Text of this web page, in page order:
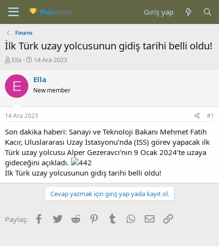
Giriş yap
Finans
İlk Türk uzay yolcusunun gidiş tarihi belli oldu!
K
n
b
u
u
b
a
l
a
t
a
n
Ella
B
ş
a
g
ı
ç
a
r
i
h
i
14 Ara 2023
E Ella
New member
14 Ara 2023 #1
Son dakika haberi: Sanayi ve Teknoloji Bakanı Mehmet Fatih
Kacır, Uluslararası Uzay İstasyonu’nda (ISS) görev yapacak ilk
Türk uzay yolcusu Alper Gezeravcı’nın 9 Ocak 2024’te uzaya
gideceğini açıkladı.
İlk Türk uzay yolcusunun gidiş tarihi belli oldu!
Cevap yazmak için giriş yap yada kayıt ol.
Paylaş: Facebook
Twitter Reddit PinterestTumblr WhatsApp
E-posta